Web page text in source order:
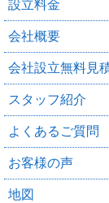
設立料金
会社概要
会社設立無料見
スタッフ紹介
よくあるご質問
お客様の声
地図